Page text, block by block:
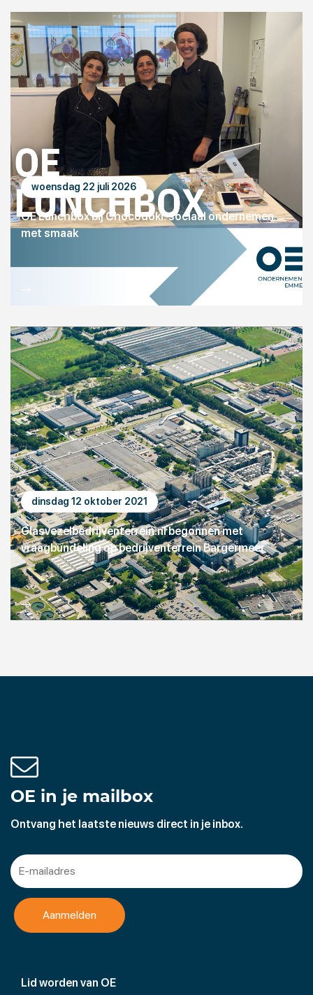
woensdag 22 juli 2026
OE Lunchbox bij Chocodoki: sociaal ondernemen
met smaak
dinsdag 12 oktober 2021
Glasvezelbedrijventerrein.nl begonnen met
vraagbundeling op bedrijventerrein Bargermeer
Lid worden van OE
OE in je mailbox
Ontvang het laatste nieuws direct in je inbox.